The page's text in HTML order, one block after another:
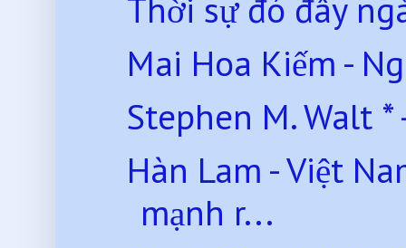
Thời sự đó đây
Mai Hoa Kiếm -
Stephen M. Walt *
Hàn Lam - Việt
mạnh r...